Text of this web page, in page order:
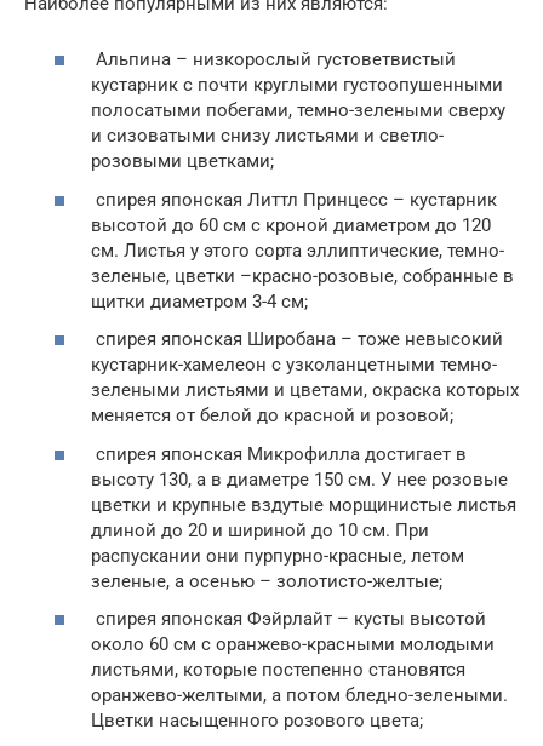
Альпина – низкорослый густоветвистый
кустарник с почти круглыми густоопушенными
полосатыми побегами, темно-зелеными сверху
и сизоватыми снизу листьями и светло-
розовыми цветками;
спирея японская Литтл Принцесс – кустарник
высотой до 60 см с кроной диаметром до 120
см. Листья у этого сорта эллиптические, темно-
зеленые, цветки –красно-розовые, собранные в
щитки диаметром 3-4 см;
спирея японская Широбана – тоже невысокий
кустарник-хамелеон с узколанцетными темно-
зелеными листьями и цветами, окраска которых
меняется от белой до красной и розовой;
спирея японская Микрофилла достигает в
высоту 130, а в диаметре 150 см. У нее розовые
цветки и крупные вздутые морщинистые листья
длиной до 20 и шириной до 10 см. При
распускании они пурпурно-красные, летом
зеленые, а осенью – золотисто-желтые;
спирея японская Фэйрлайт – кусты высотой
около 60 см с оранжево-красными молодыми
листьями, которые постепенно становятся
оранжево-желтыми, а потом бледно-зелеными.
Цветки насыщенного розового цвета;